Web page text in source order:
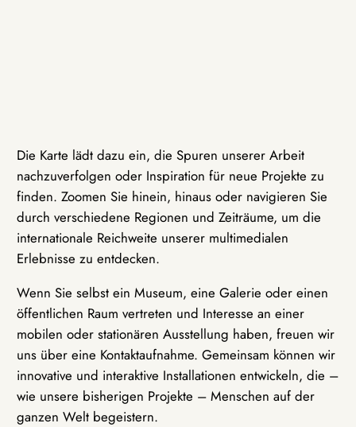
Die Karte lädt dazu ein, die Spuren unserer Arbeit
nachzuverfolgen oder Inspiration für neue Projekte zu
finden. Zoomen Sie hinein, hinaus oder navigieren Sie
durch verschiedene Regionen und Zeiträume, um die
internationale Reichweite unserer multimedialen
Erlebnisse zu entdecken.
Wenn Sie selbst ein Museum, eine Galerie oder einen
öffentlichen Raum vertreten und Interesse an einer
mobilen oder stationären Ausstellung haben, freuen wir
uns über eine Kontaktaufnahme. Gemeinsam können wir
innovative und interaktive Installationen entwickeln, die –
wie unsere bisherigen Projekte – Menschen auf der
ganzen Welt begeistern.